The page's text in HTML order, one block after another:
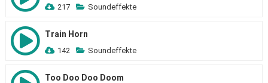
217 Soundeffekte
Train Horn
142 Soundeffekte
Too Doo Doo Doom